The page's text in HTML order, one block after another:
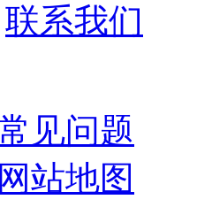
联系我们
见问题
网站地图